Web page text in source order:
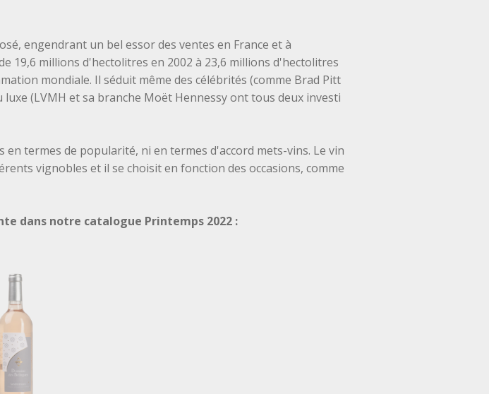
engendrant un bel essor des ventes en France et à
19,6 millions d'hectolitres en 2002 à 23,6 millions d'hectolitres
mondiale. Il séduit même des célébrités (comme Brad Pitt
(LVMH et sa branche Moët Hennessy ont tous deux investi
termes de popularité, ni en termes d'accord mets-vins. Le vin
vignobles et il se choisit en fonction des occasions, comme
dans notre catalogue Printemps 2022 :